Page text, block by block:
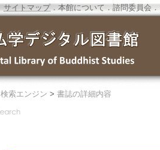
サイトマップ．本館について ． 諮問委員会 ．
検索エンジン > 書誌の詳細内容